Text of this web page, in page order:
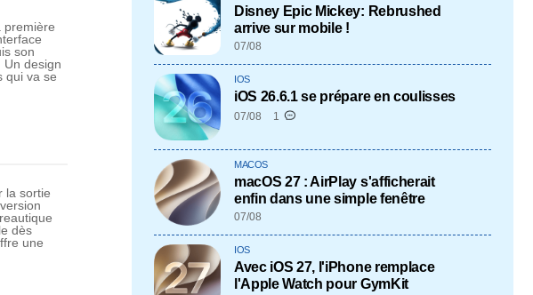
première
son
Un design
qui va se
la sortie
dès
une
Disney Epic Mickey: Rebrushed
arrive sur mobile !
07/08
IOS
iOS 26.6.1 se prépare en coulisses
07/08 1
MACOS
macOS 27 : AirPlay s'afficherait
enfin dans une simple fenêtre
07/08
IOS
Avec iOS 27, l'iPhone remplace
l'Apple Watch pour GymKit